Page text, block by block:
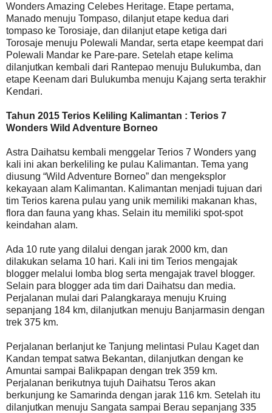
Wonders Amazing Celebes Heritage. Etape pertama,
Manado menuju Tompaso, dilanjut etape kedua dari
tompaso ke Torosiaje, dan dilanjut etape ketiga dari
Torosaje menuju Polewali Mandar, serta etape keempat dari
Polewali Mandar ke Pare-pare. Setelah etape kelima
dilanjutkan kembali dari Rantepao menuju Bulukumba, dan
etape Keenam dari Bulukumba menuju Kajang serta terakhir
Kendari.
Tahun 2015 Terios Keliling Kalimantan : Terios 7
Wonders Wild Adventure Borneo
Astra Daihatsu kembali menggelar Terios 7 Wonders yang
kali ini akan berkeliling ke pulau Kalimantan. Tema yang
diusung “Wild Adventure Borneo” dan mengeksplor
kekayaan alam Kalimantan. Kalimantan menjadi tujuan dari
tim Terios karena pulau yang unik memiliki makanan khas,
flora dan fauna yang khas. Selain itu memiliki spot-spot
keindahan alam.
Ada 10 rute yang dilalui dengan jarak 2000 km, dan
dilakukan selama 10 hari. Kali ini tim Terios mengajak
blogger melalui lomba blog serta mengajak travel blogger.
Selain para blogger ada tim dari Daihatsu dan media.
Perjalanan mulai dari Palangkaraya menuju Kruing
sepanjang 184 km, dilanjutkan menuju Banjarmasin dengan
trek 375 km.
Perjalanan berlanjut ke Tanjung melintasi Pulau Kaget dan
Kandan tempat satwa Bekantan, dilanjutkan dengan ke
Amuntai sampai Balikpapan dengan trek 359 km.
Perjalanan berikutnya tujuh Daihatsu Teros akan
berkunjung ke Samarinda dengan jarak 116 km. Setelah itu
dilanjutkan menuju Sangata sampai Berau sepanjang 335